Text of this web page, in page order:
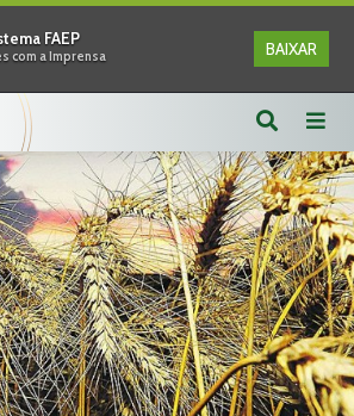
FAEP
com a Imprensa BAIXAR